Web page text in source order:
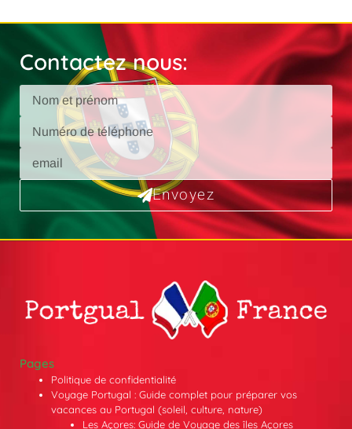
Contactez nous:
Envoyez
Pages
Politique de confidentialité
Voyage Portugal : Guide complet pour préparer vos
vacances au Portugal (soleil, culture, nature)
Les Açores: Guide de Voyage des îles Açores